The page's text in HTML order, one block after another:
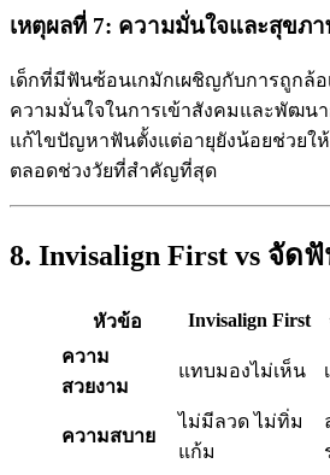
เหตุผลที่ 7: ความมั่นใจและสุขภ
เด็กที่มีฟันซ้อนเกมักเผชิญกับการถูกล้อ
ความมั่นใจในการเข้าสังคมและพัฒน
แก้ไขปัญหาฟันตั้งแต่อายุยังน้อยช่วยให้
ตลอดช่วงวัยที่สำคัญที่สุด
8. Invisalign First vs จัด
หัวข้อ Invisalign First
ความ
สวยงาม
แทบมองไม่เห็น
ความสบาย
ไม่มีลวด ไม่ทิ่ม
แก้ม